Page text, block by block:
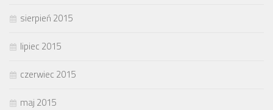
sierpień 2015
lipiec 2015
czerwiec 2015
maj 2015